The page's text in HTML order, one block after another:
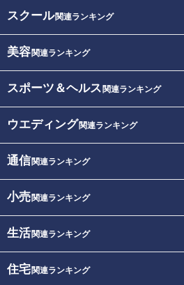
スクール関連ランキング
美容関連ランキング
スポーツ＆ヘルス 関連ランキング
ウエディング関連ランキング
通信関連ランキング
小売関連ランキング
生活関連ランキング
住宅関連ランキング